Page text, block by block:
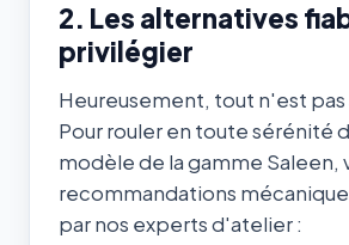
2. Les alternatives
privilégier
Heureusement, tout n'est pas
Pour rouler en toute sérénité
modèle de la gamme Saleen,
recommandations
par nos experts d'atelier :